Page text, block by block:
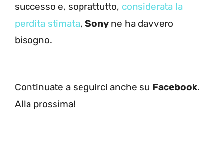
successo e, soprattutto, considerata la
perdita stimata, Sony ne ha davvero
bisogno.
Continuate a seguirci anche su Facebook.
Alla prossima!